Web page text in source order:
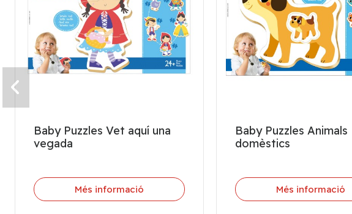
Baby Puzzles Vet aquí una
vegada
Més informació
Baby Puzzles Animals
domèstics
Més informació